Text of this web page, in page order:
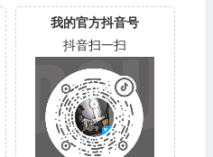
我的官方抖音号
抖音扫一扫